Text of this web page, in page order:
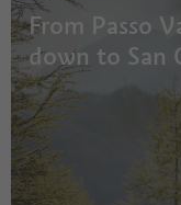
From Passo
down to San